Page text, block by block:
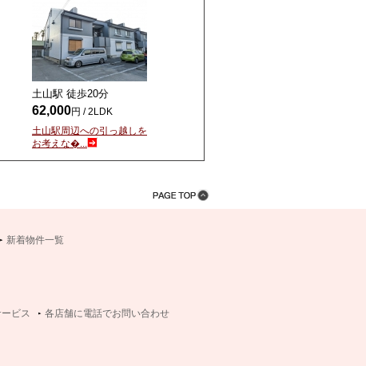
土山駅 徒歩20分
62,000円 / 2LDK
土山駅周辺への引っ越しを
お考えな�...
新着物件一覧
ビス 各店舗に電話でお問い合わせ